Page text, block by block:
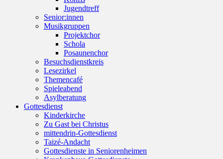
Jugendtreff
Senior:innen
Musikgruppen
Projektchor
Schola
Posaunenchor
Besuchsdienstkreis
Lesezirkel
Themencafé
Spieleabend
Asylberatung
Gottesdienst
Kinderkirche
Zu Gast bei Christus
mittendrin-Gottesdienst
Taizé-Andacht
Gottesdienste in Seniorenheimen